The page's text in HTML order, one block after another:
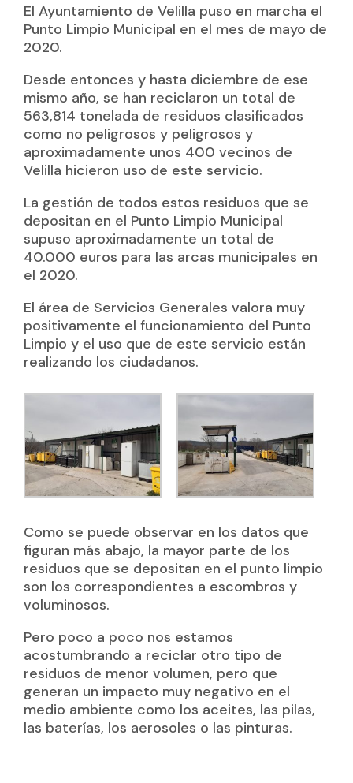
El Ayuntamiento de Velilla puso en marcha el
Punto Limpio Municipal en el mes de mayo de
2020.
Desde entonces y hasta diciembre de ese
mismo año, se han reciclaron un total de
563,814 tonelada de residuos clasificados
como no peligrosos y peligrosos y
aproximadamente unos 400 vecinos de
Velilla hicieron uso de este servicio.
La gestión de todos estos residuos que se
depositan en el Punto Limpio Municipal
supuso aproximadamente un total de
40.000 euros para las arcas municipales en
el 2020.
El área de Servicios Generales valora muy
positivamente el funcionamiento del Punto
Limpio y el uso que de este servicio están
realizando los ciudadanos.
Como se puede observar en los datos que
figuran más abajo, la mayor parte de los
residuos que se depositan en el punto limpio
son los correspondientes a escombros y
voluminosos.
Pero poco a poco nos estamos
acostumbrando a reciclar otro tipo de
residuos de menor volumen, pero que
generan un impacto muy negativo en el
medio ambiente como los aceites, las pilas,
las baterías, los aerosoles o las pinturas.